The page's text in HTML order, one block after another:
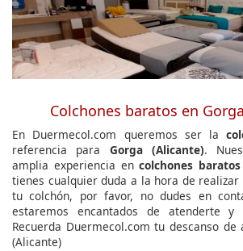
Colchones baratos en
En Duermecol.com queremos ser la
referencia para Gorga (Alicante).
amplia experiencia encolchones baratos
tienes cualquier duda a la hora de
tu colchón, por favor, no dudes en
estaremos encantados de atenderte
Recuerda Duermecol.com tu descanso
(Alicante)